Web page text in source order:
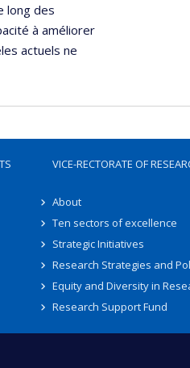
long des
à améliorer
actuels ne
VICE-RECTORATE OF
About
Ten sectors of excellence
Strategic Initiatives
Research Strategies and
Equity and Diversity in
Research Support Fund